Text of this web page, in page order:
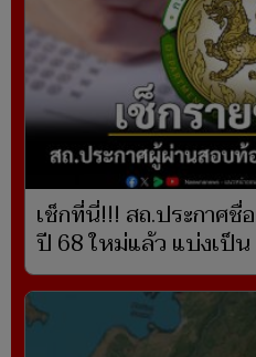
เช็กที่นี่!!! สถ.ประกาศ
ปี 68 ใหม่แล้ว แบ่งเป็